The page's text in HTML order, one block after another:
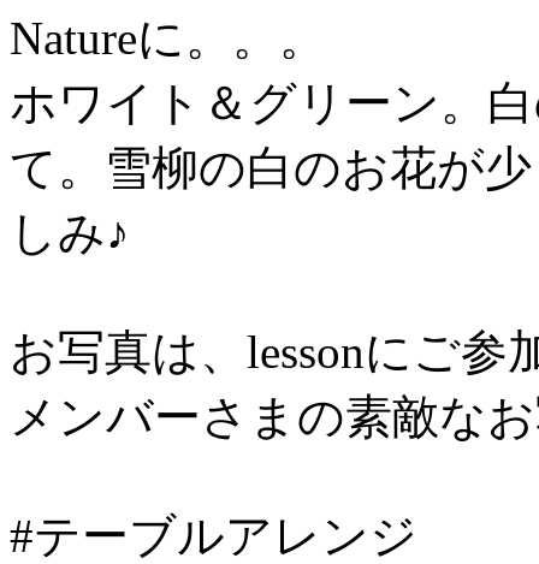
Natureに。。。
ホワイト＆グリーン。
て。雪柳の白のお花が
しみ♪
お写真は、lessonにご参
メンバーさまの素敵な
#テーブルアレンジ